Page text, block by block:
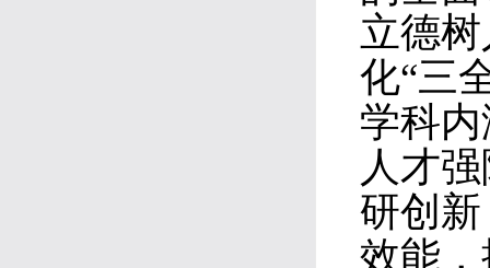
立德
化“三
学科
人才
研创
效能